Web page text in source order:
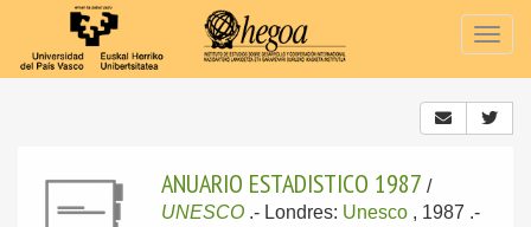
ANUARIO ESTADISTICO 1987 /
UNESCO .- Londres: Unesco , 1987 .-